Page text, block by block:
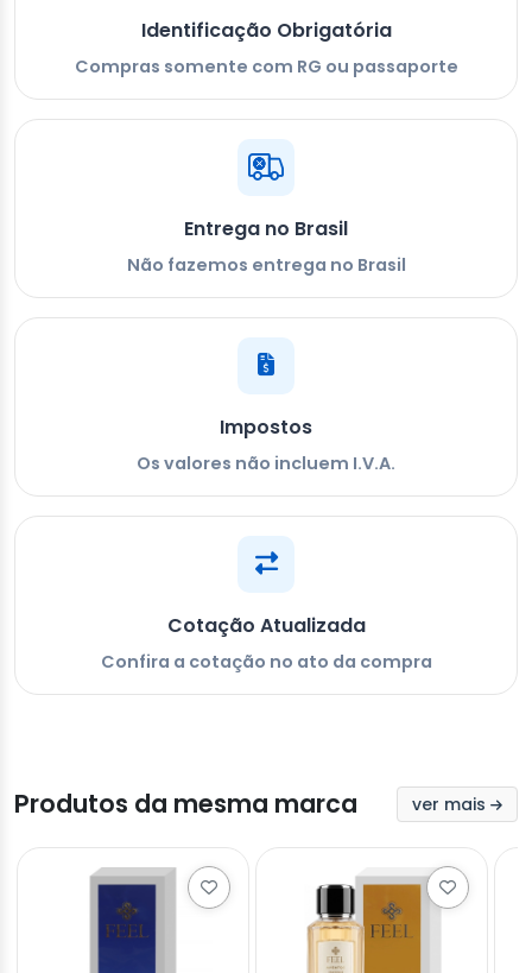
Identificação Obrigatória
Compras somente com RG ou passaporte
Entrega no Brasil
Não fazemos entrega no Brasil
Impostos
Os valores não incluem I.V.A.
Cotação Atualizada
Confira a cotação no ato da compra
Produtos da mesma marca ver mais